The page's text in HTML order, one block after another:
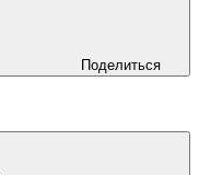
Поделиться